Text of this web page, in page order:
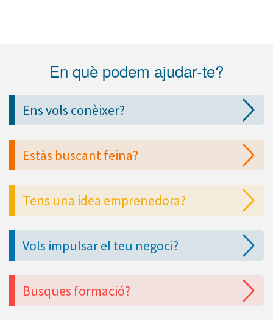
En què podem ajudar-te?
Ens vols conèixer?
Estàs buscant feina?
Tens una idea emprenedora?
Vols impulsar el teu negoci?
Busques formació?